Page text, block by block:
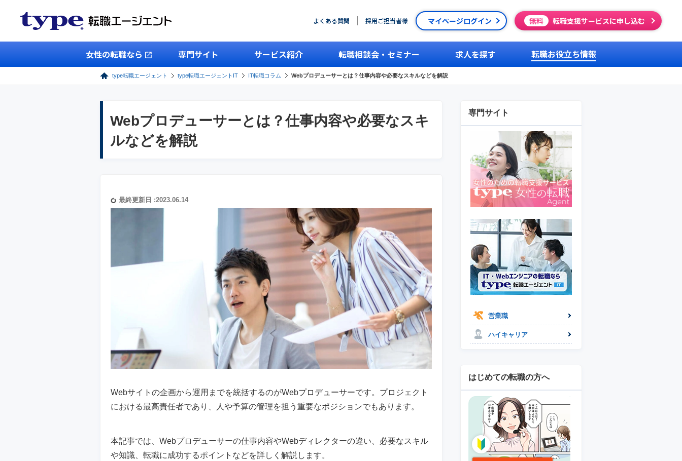
よくある質問 採用ご担当者様 マイページログイン 無料 転職支援サービスに申し込む
女性の転職なら 専門サイト サービス紹介 転職相談会・セミナー 求人を探す 転職お役立ち情報
type転職エージェント type転職エージェントIT IT転職コラム Webプロデューサーとは？仕事内容や必要なスキルなどを解説
Webプロデューサーとは？仕事内容や必要なスキ
ルなどを解説
最終更新日 :2023.06.14
Webサイトの企画から運用までを統括するのがWebプロデューサーです。プロジェクト
における最高責任者であり、人や予算の管理を担う重要なポジションでもあります。
本記事では、Webプロデューサーの仕事内容やWebディレクターの違い、必要なスキル
や知識、転職に成功するポイントなどを詳しく解説します。
専門サイト
営業職
ハイキャリア
はじめての転職の方へ